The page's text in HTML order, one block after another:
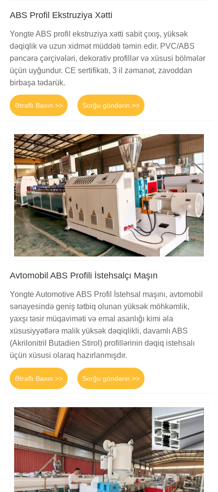
ABS Profil Ekstruziya Xətti
Yongte ABS profil ekstruziya xətti sabit çıxış, yüksək
dəqiqlik və uzun xidmət müddəti təmin edir. PVC/ABS
pəncərə çərçivələri, dekorativ profillər və xüsusi bölmələr
üçün uyğundur. CE sertifikatı, 3 il zəmanət, zavoddan
birbaşa tədarük.
Ətraflı Baxın >> Sorğu göndərin >>
Avtomobil ABS Profili İstehsalçı Maşın
Yongte Automotive ABS Profil İstehsal maşını, avtomobil
sənayesində geniş tətbiq olunan yüksək möhkəmlik,
yaxşı təsir müqaviməti və emal asanlığı kimi əla
xüsusiyyətlərə malik yüksək dəqiqlikli, davamlı ABS
(Akrilonitril Butadien Stirol) profillərinin dəqiq istehsalı
üçün xüsusi olaraq hazırlanmışdır.
Ətraflı Baxın >> Sorğu göndərin >>